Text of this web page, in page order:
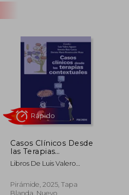
Casos Clínicos Desde
las Terapias
Contextuales de Luis
Valero Aguayo;
Davinia María
Resurrección
Libros De Luis Valero
Pirámide, 2025, Tapa
Blanda, Nuevo
Rápido